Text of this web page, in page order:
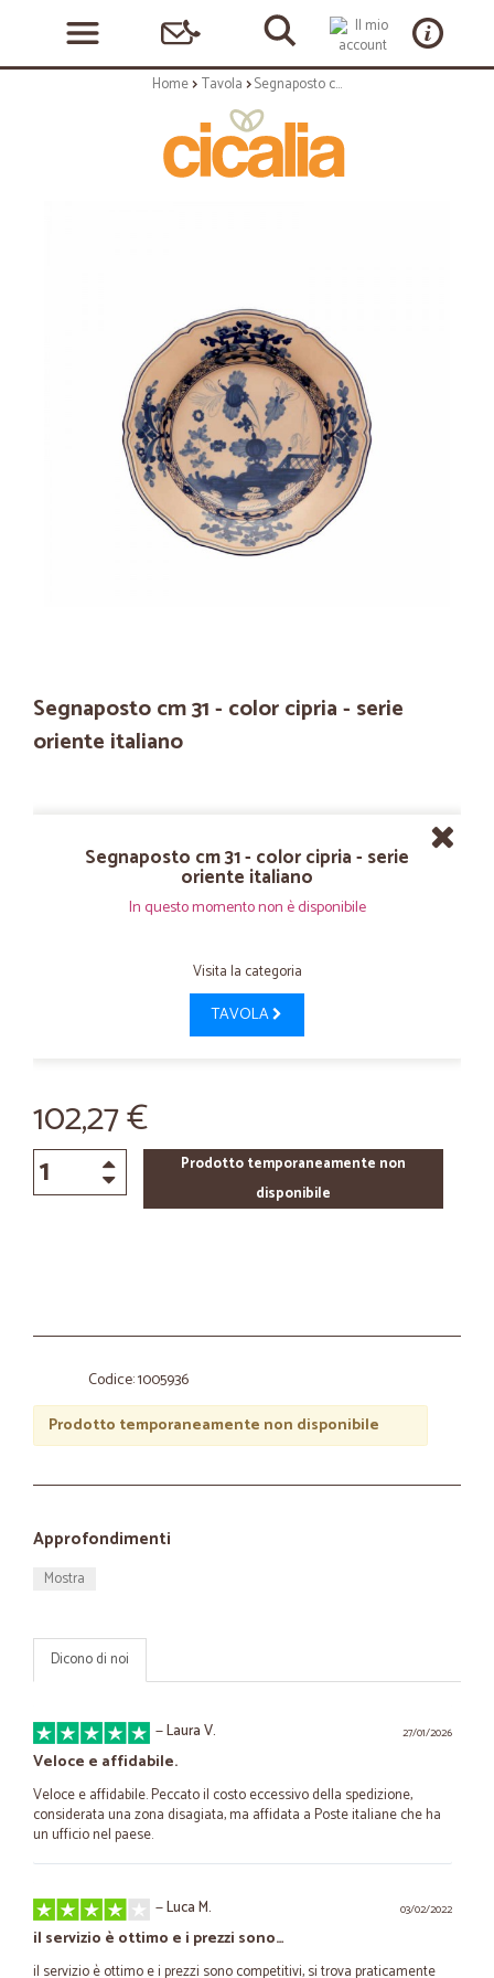
Home Tavola Segnaposto cm 31 - color cipria - serie oriente italiano
Segnaposto cm 31 - color cipria - serie
oriente italiano
Segnaposto cm 31 - color cipria - serie
oriente italiano
In questo momento non è disponibile
Visita la categoria
TAVOLA
102,27 €
Prodotto temporaneamente non
disponibile
Codice: 1005936
Prodotto temporaneamente non disponibile
Approfondimenti
Mostra
Dicono di noi
27/01/2026
—Laura V.
Veloce e affidabile.
Veloce e affidabile. Peccato il costo eccessivo della spedizione,
considerata una zona disagiata, ma affidata a Poste italiane che ha
un ufficio nel paese.
03/02/2022
—Luca M.
il servizio è ottimo e i prezzi sono…
il servizio è ottimo e i prezzi sono competitivi, si trova praticamente